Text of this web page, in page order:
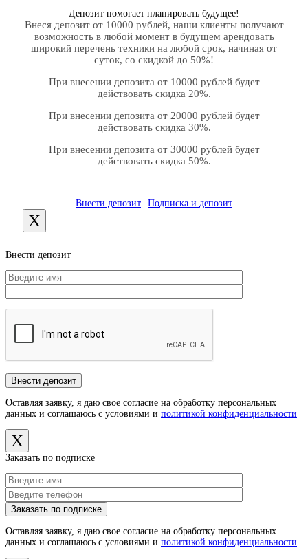
Депозит помогает планировать будущее!
Внеся депозит от 10000 рублей, наши клиенты получают
возможность в любой момент в будущем арендовать
широкий перечень техники на любой срок, начиная от
суток, со скидкой до 50%!
При внесении депозита от 10000 рублей будет
действовать скидка 20%.
При внесении депозита от 20000 рублей будет
действовать скидка 30%.
При внесении депозита от 30000 рублей будет
действовать скидка 50%.
Внести депозит Подписка и депозит
X
Внести депозит
Оставляя заявку, я даю свое согласие на обработку персональных
данных и соглашаюсь с условиями и политикой конфиденциальности
X
Заказать по подписке
Оставляя заявку, я даю свое согласие на обработку персональных
данных и соглашаюсь с условиями и политикой конфиденциальности